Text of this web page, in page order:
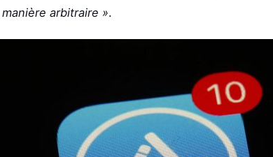
arbitraire ».